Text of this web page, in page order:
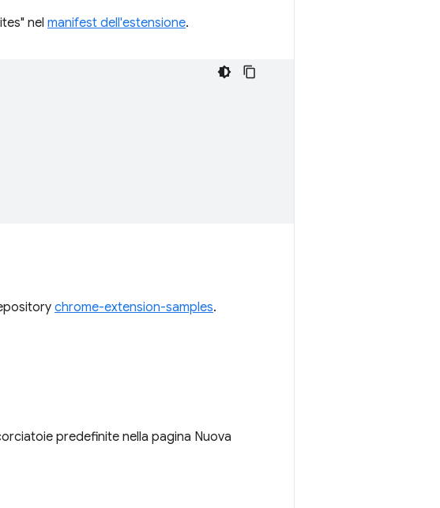
nel manifest dell'estensione.
chrome-extension-samples.
predefinite nella pagina Nuova